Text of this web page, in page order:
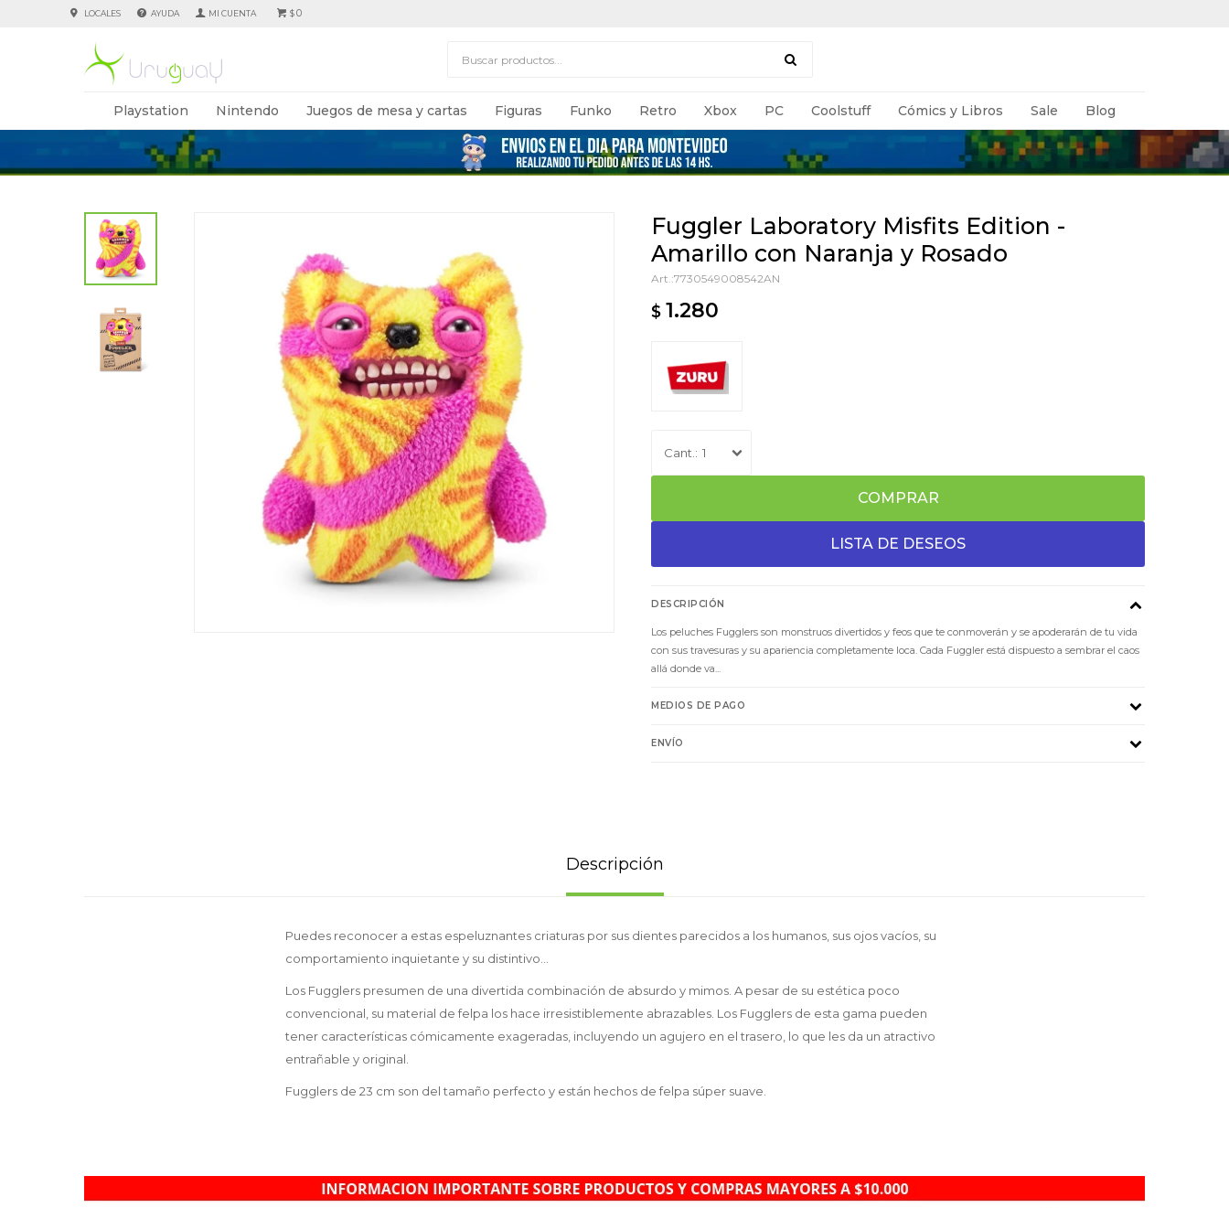
Playstation Nintendo Juegos de mesa y cartas Figuras Funko Retro Xbox PC Coolstuff Cómics y Libros Sale Blog
$0
LOCALES AYUDA
Fuggler Laboratory Misfits Edition -
Amarillo con Naranja y Rosado
7730549008542AN
$ 1.280
1
COMPRAR
DESCRIPCIÓN
Los peluches Fugglers son monstruos divertidos y feos que te conmoverán y se apoderarán de tu vida
con sus travesuras y su apariencia completamente loca. Cada Fuggler está dispuesto a sembrar el caos
allá donde va...
MEDIOS DE PAGO
ENVÍO
Descripción
Puedes reconocer a estas espeluznantes criaturas por sus dientes parecidos a los humanos, sus ojos vacíos, su
comportamiento inquietante y su distintivo...
Los Fugglers presumen de una divertida combinación de absurdo y mimos. A pesar de su estética poco
convencional, su material de felpa los hace irresistiblemente abrazables. Los Fugglers de esta gama pueden
tener características cómicamente exageradas, incluyendo un agujero en el trasero, lo que les da un atractivo
entrañable y original.
Fugglers de 23 cm son del tamaño perfecto y están hechos de felpa súper suave.